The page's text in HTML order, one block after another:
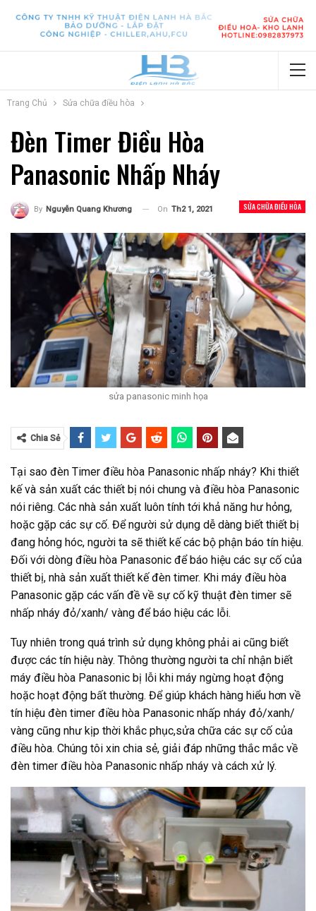
Trang Chủ Sửa chữa điều hòa
Đèn Timer Điều Hòa
Panasonic Nhấp Nháy
SỬA CHỮA ĐIỀU HÒA
By Nguyễn Quang Khương On Th2 1, 2021
sửa panasonic minh họa
Chia Sẻ
Tại sao đèn Timer điều hòa Panasonic nhấp nháy? Khi thiết
kế và sản xuất các thiết bị nói chung và điều hòa Panasonic
nói riêng. Các nhà sản xuất luôn tính tới khả năng hư hỏng,
hoặc gặp các sự cố. Để người sử dụng dễ dàng biết thiết bị
đang hỏng hóc, người ta sẽ thiết kế các bộ phận báo tín hiệu.
Đối với dòng điều hòa Panasonic để báo hiệu các sự cố của
thiết bị, nhà sản xuất thiết kế đèn timer. Khi máy điều hòa
Panasonic gặp các vấn đề về sự cố kỹ thuật đèn timer sẽ
nhấp nháy đỏ/xanh/ vàng để báo hiệu các lỗi.
Tuy nhiên trong quá trình sử dụng không phải ai cũng biết
được các tín hiệu này. Thông thường người ta chỉ nhận biết
máy điều hòa Panasonic bị lỗi khi máy ngừng hoạt động
hoặc hoạt động bất thường. Để giúp khách hàng hiểu hơn về
tín hiệu đèn timer điều hòa Panasonic nhấp nháy đỏ/xanh/
vàng cũng như kịp thời khắc phục,sửa chữa các sự cố của
điều hòa. Chúng tôi xin chia sẻ, giải đáp những thắc mắc về
đèn timer điều hòa Panasonic nhấp nháy và cách xử lý.